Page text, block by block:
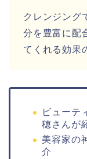
クレンジング
分を豊富に配
てくれる効果
ビューテ
穂さんが
美容家の
介